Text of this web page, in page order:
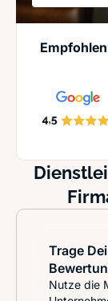
Trage
Nutze die